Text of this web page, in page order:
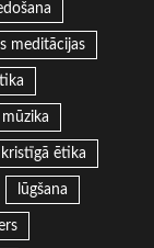
meditācijas
kristīgā ētika
lūgšana